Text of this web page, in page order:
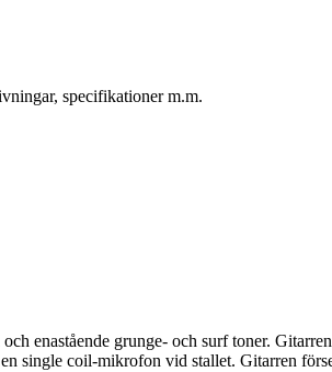
specifikationer m.m.
enastående grunge- och surf toner.
single coil-mikrofon vid stallet. Gitarren